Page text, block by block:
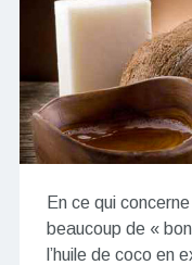
En ce qui
beaucoup de «
l’huile de coco en